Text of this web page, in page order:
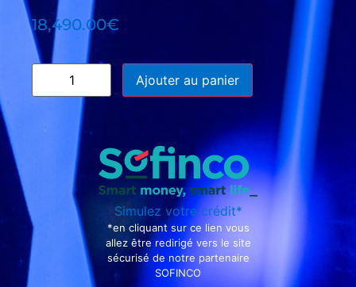
18,490.00€
Ajouter au panier
Simulez votre crédit*
*en cliquant sur ce lien vous
allez être redirigé vers le site
sécurisé de notre partenaire
SOFINCO